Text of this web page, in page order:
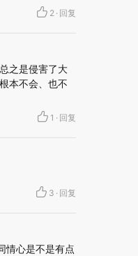
2 · 回复
之是侵害了大
本不会、也不
1 · 回复
3 · 回复
情心是不是有点